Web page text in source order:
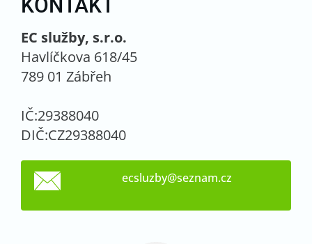
KONTAKT
EC služby, s.r.o.
Havlíčkova 618/45
789 01 Zábřeh
IČ:29388040
DIČ:CZ29388040
ecsluzby@seznam.cz